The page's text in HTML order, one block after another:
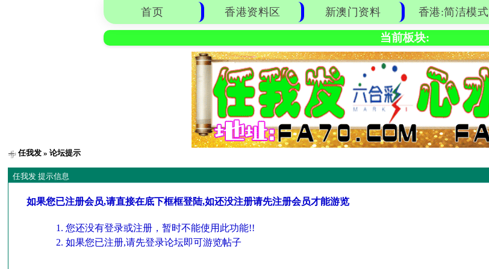
首页 香港资料区 新澳门资料 香港:简洁模式
当前板块:
任我发 » 论坛提示
任我发 提示信息
如果您已注册会员,请直接在底下框框登陆,如还没注册请先注册会员才能游览
您还没有登录或注册，暂时不能使用此功能!!
如果您已注册,请先登录论坛即可游览帖子